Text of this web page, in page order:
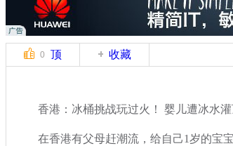
0 顶 收藏
香港：冰桶挑战玩过火！ 婴儿遭冰水灌
在香港有父母赶潮流，给自己1岁的宝宝